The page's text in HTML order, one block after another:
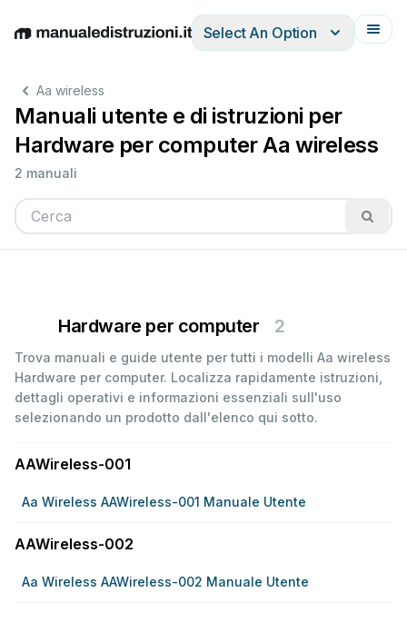
EnglishDeutschEspañolItalianoFrançais
Select An Option
Aa wireless
Manuali utente e di istruzioni per
Hardware per computer Aa wireless
2 manuali
Hardware per computer 2
Trova manuali e guide utente per tutti i modelli Aa wireless
Hardware per computer. Localizza rapidamente istruzioni,
dettagli operativi e informazioni essenziali sull'uso
selezionando un prodotto dall'elenco qui sotto.
AAWireless-001
Aa Wireless AAWireless-001 Manuale Utente
AAWireless-002
Aa Wireless AAWireless-002 Manuale Utente